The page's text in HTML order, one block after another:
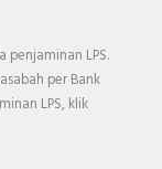
penjaminan LPS.
per Bank
LPS, klik